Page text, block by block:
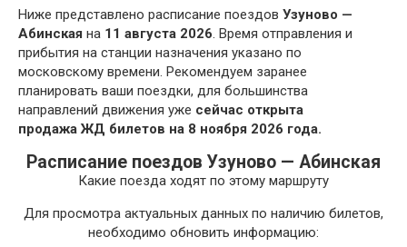
Ниже представлено расписание поездов Узуново —
Абинская на 11 августа 2026. Время отправления и
прибытия на станции назначения указано по
московскому времени. Рекомендуем заранее
планировать ваши поездки, для большинства
направлений движения уже сейчас открыта
продажа ЖД билетов на 8 ноября 2026 года.
Расписание поездов Узуново — Абинская
Какие поезда ходят по этому маршруту
Для просмотра актуальных данных по наличию билетов,
необходимо обновить информацию: